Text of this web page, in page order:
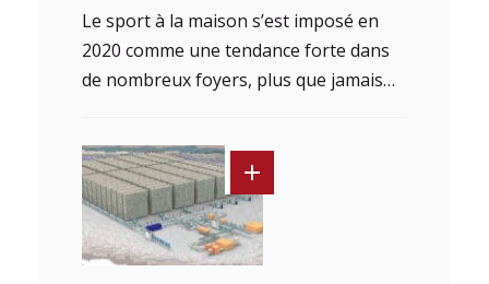
Le sport à la maison s’est imposé en
2020 comme une tendance forte dans
de nombreux foyers, plus que jamais…